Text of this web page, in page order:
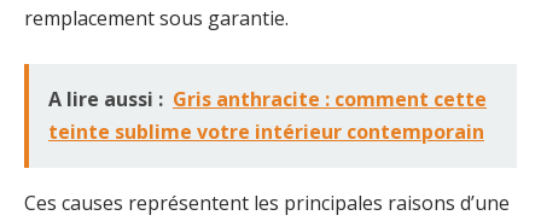
remplacement sous garantie.
A lire aussi : Gris anthracite : comment cette
teinte sublime votre intérieur contemporain
Ces causes représentent les principales raisons d’une